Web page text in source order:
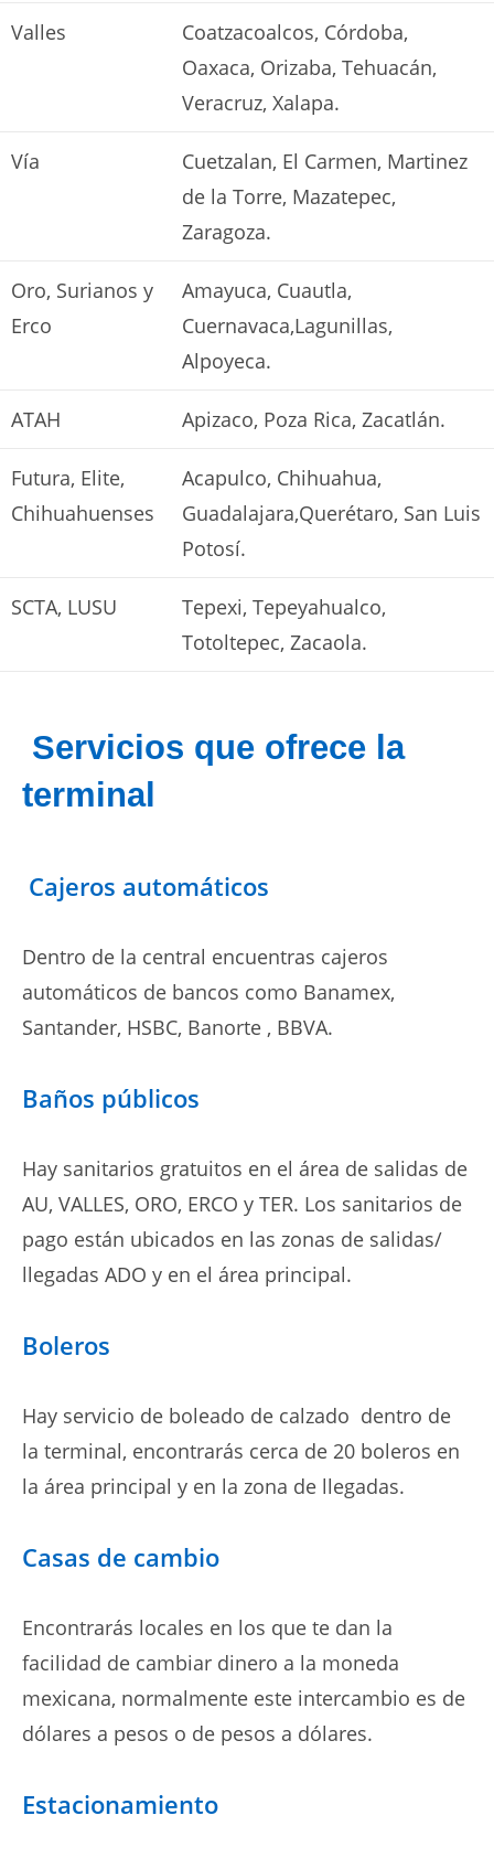
Valles
Coatzacoalcos, Córdoba,
Oaxaca, Orizaba, Tehuacán,
Veracruz, Xalapa.
Vía
Cuetzalan, El Carmen, Martinez
de la Torre, Mazatepec,
Zaragoza.
Oro, Surianos y
Erco
Amayuca, Cuautla,
Cuernavaca,Lagunillas,
Alpoyeca.
ATAH Apizaco, Poza Rica, Zacatlán.
Futura, Elite,
Chihuahuenses
Acapulco, Chihuahua,
Guadalajara,Querétaro, San Luis
Potosí.
SCTA, LUSU
Tepexi, Tepeyahualco,
Totoltepec, Zacaola.
Servicios que ofrece la
terminal
Cajeros automáticos
Dentro de la central encuentras cajeros
automáticos de bancos como Banamex,
Santander, HSBC, Banorte , BBVA.
Baños públicos
Hay sanitarios gratuitos en el área de salidas de
AU, VALLES, ORO, ERCO y TER. Los sanitarios de
pago están ubicados en las zonas de salidas/
llegadas ADO y en el área principal.
Boleros
Hay servicio de boleado de calzado dentro de
la terminal, encontrarás cerca de 20 boleros en
la área principal y en la zona de llegadas.
Casas de cambio
Encontrarás locales en los que te dan la
facilidad de cambiar dinero a la moneda
mexicana, normalmente este intercambio es de
dólares a pesos o de pesos a dólares.
Estacionamiento